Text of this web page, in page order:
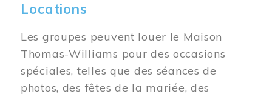
Locations
Les groupes peuvent louer le Maison
Thomas-Williams pour des occasions
spéciales, telles que des séances de
photos, des fêtes de la mariée, des